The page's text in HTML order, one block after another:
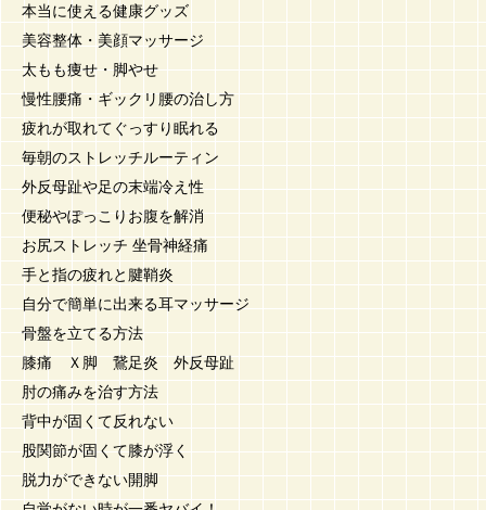
本当に使える健康グッズ
美容整体・美顔マッサージ
太もも痩せ・脚やせ
慢性腰痛・ギックリ腰の治し方
疲れが取れてぐっすり眠れる
毎朝のストレッチルーティン
外反母趾や足の末端冷え性
便秘やぽっこりお腹を解消
お尻ストレッチ 坐骨神経痛
手と指の疲れと腱鞘炎
自分で簡単に出来る耳マッサージ
骨盤を立てる方法
膝痛 Ｘ脚 鵞足炎 外反母趾
肘の痛みを治す方法
背中が固くて反れない
股関節が固くて膝が浮く
脱力ができない開脚